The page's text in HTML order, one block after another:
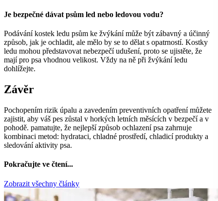
Je bezpečné dávat psům led nebo ledovou vodu?
Podávání kostek ledu psům ke žvýkání může být zábavný a účinný
způsob, jak je ochladit, ale mělo by se to dělat s opatrností. Kostky
ledu mohou představovat nebezpečí udušení, proto se ujistěte, že
mají pro psa vhodnou velikost. Vždy na ně při žvýkání ledu
dohlížejte.
Závěr
Pochopením rizik úpalu a zavedením preventivních opatření můžete
zajistit, aby váš pes zůstal v horkých letních měsících v bezpečí a v
pohodě. pamatujte, že nejlepší způsob ochlazení psa zahrnuje
kombinaci metod: hydrataci, chladné prostředí, chladicí produkty a
sledování aktivity psa.
Pokračujte ve čtení...
Zobrazit všechny články